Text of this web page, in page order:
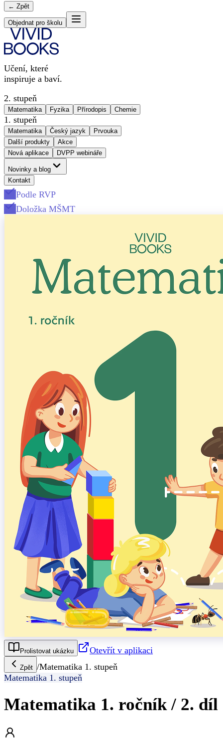
← Zpět
Objednat pro školu
Učení, které
inspiruje a baví.
2. stupeň
Matematika Fyzika Přírodopis Chemie
1. stupeň
Matematika Český jazyk
Prvouka
Další produkty
Akce
Nová aplikace
DVPP webináře
Novinky a blog
Kontakt
Podle RVP
Doložka MŠMT
Prolistovat ukázku Otevřít v aplikaci
Zpět /Matematika 1. stupeň
Matematika 1. stupeň
Matematika 1. ročník / 2. díl